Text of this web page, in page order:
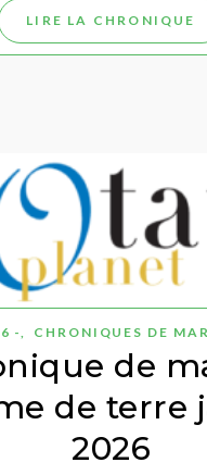
LIRE LA CHRONIQUE
-, CHRONIQUES DE
de
de terre
2026